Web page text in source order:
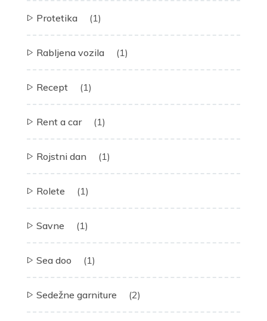
Protetika (1)
Rabljena vozila (1)
Recept (1)
Rent a car (1)
Rojstni dan (1)
Rolete (1)
Savne (1)
Sea doo (1)
Sedežne garniture (2)